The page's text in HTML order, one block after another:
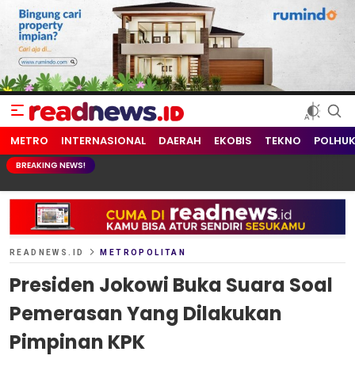
readnews.id
Berita Terkini, Update Terbaru Hari ini dari Indonesia dan Dunia
METRO INTERNASIONAL DAERAH EKOBIS TEKNO
BREAKING NEWS!
READNEWS.ID METROPOLITAN
Presiden Jokowi Buka Suara Soal
Pemerasan Yang Dilakukan
Pimpinan KPK